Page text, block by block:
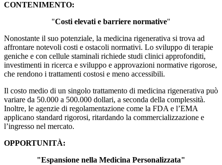
CONTENIMENTO:
"Costi elevati e barriere normative"
Nonostante il suo potenziale, la medicina rigenerativa si trova ad
affrontare notevoli costi e ostacoli normativi. Lo sviluppo di terapie
geniche e con cellule staminali richiede studi clinici approfonditi,
investimenti in ricerca e sviluppo e approvazioni normative rigorose,
che rendono i trattamenti costosi e meno accessibili.
Il costo medio di un singolo trattamento di medicina rigenerativa può
variare da 50.000 a 500.000 dollari, a seconda della complessità.
Inoltre, le agenzie di regolamentazione come la FDA e l’EMA
applicano standard rigorosi, ritardando la commercializzazione e
l’ingresso nel mercato.
OPPORTUNITÀ:
"Espansione nella Medicina Personalizzata"